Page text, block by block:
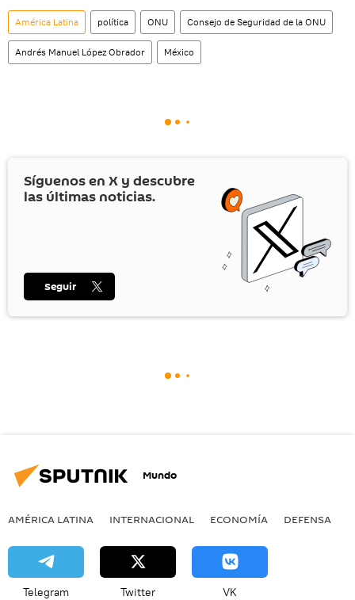
América Latina política ONU Consejo de Seguridad de la ONU
Andrés Manuel López Obrador México
Síguenos en X y descubre
las últimas noticias.
Seguir
Mundo
AMÉRICA LATINA INTERNACIONAL ECONOMÍA DEFENSA
Telegram Twitter VK